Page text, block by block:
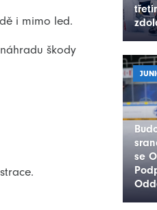
i mimo led.
škody
se